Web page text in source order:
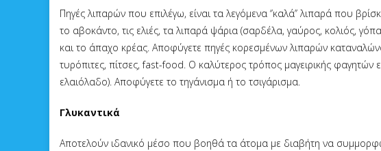
Πηγές λιπαρών που επιλέγω, είναι τα λεγόμενα ‘’καλά’’ λιπαρά που
το αβοκάντο, τις ελιές, τα λιπαρά ψάρια (σαρδέλα, γαύρος, κολιός,
και το άπαχο κρέας. Αποφύγετε πηγές κορεσμένων λιπαρών
τυρόπιτες, πίτσες, fast-food. Ο καλύτερος τρόπος μαγειρικής φαγητών
ελαιόλαδο). Αποφύγετε το τηγάνισμα ή το τσιγάρισμα.
Γλυκαντικά
Αποτελούν ιδανικό μέσο που βοηθά τα άτομα με διαβήτη να